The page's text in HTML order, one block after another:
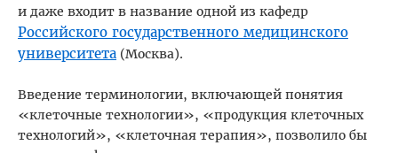
и даже входит в название одной из кафедр
Российского государственного медицинского
университета (Москва).
Введение терминологии, включающей понятия
«клеточные технологии», «продукция клеточных
технологий», «клеточная терапия», позволило бы